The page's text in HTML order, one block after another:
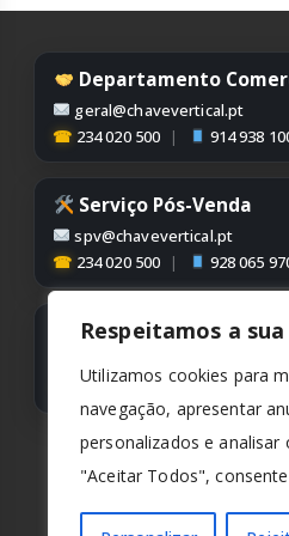
Respeitamos a
Utilizamos cookies para
navegação, apresentar
personalizados e
"Aceitar Todos",
Departamento
geral@chavevertical.pt
☎ 234 020 500 | 914 938
Serviço Pós-Venda
spv@chavevertical.pt
☎ 234 020 500 | 928 065
Contabilidade
234 020 500